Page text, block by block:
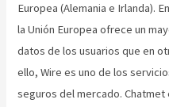
Europea (Alemania e Irlanda).
la Unión Europea ofrece un
datos de los usuarios que en
ello, Wire es uno de los
seguros del mercado.